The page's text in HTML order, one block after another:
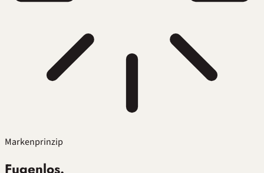
Markenprinzip
Fugenlos.